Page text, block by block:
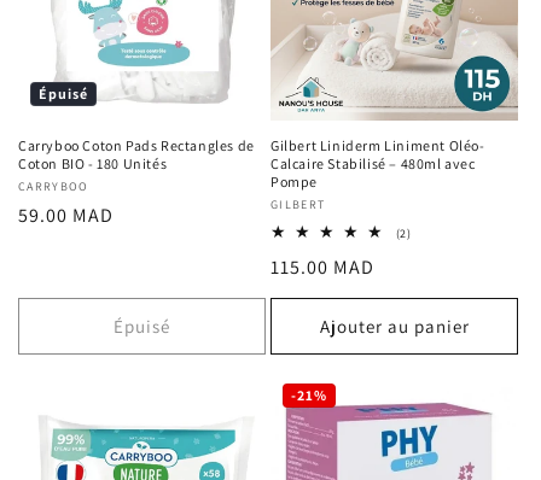
Épuisé
Carryboo Coton Pads Rectangles de
Coton BIO - 180 Unités
Fournisseur :
CARRYBOO
Prix
59.00 MAD
Épuisé
Gilbert Liniderm Liniment Oléo-
Calcaire Stabilisé – 480ml avec
Pompe
Fournisseur :
GILBERT
(2)2
Prix
habituel
115.00 MAD
Ajouter au panier
-21%